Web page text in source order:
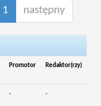
1 następny
Promotor Redaktor(rzy)
- -